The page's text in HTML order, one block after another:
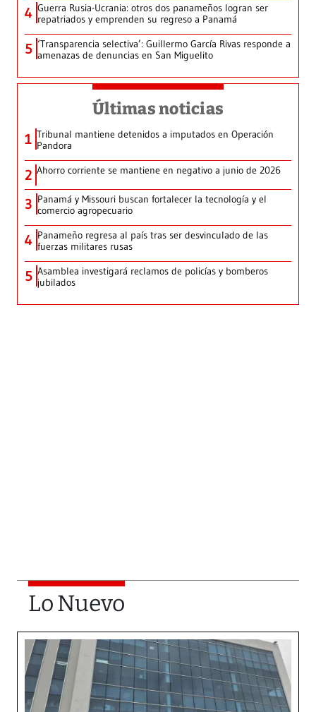
4 Guerra Rusia-Ucrania: otros dos panameños logran ser
repatriados y emprenden su regreso a Panamá
5 ‘Transparencia selectiva’: Guillermo García Rivas responde a
amenazas de denuncias en San Miguelito
Últimas noticias
1 Tribunal mantiene detenidos a imputados en Operación
Pandora
2 Ahorro corriente se mantiene en negativo a junio de 2026
3 Panamá y Missouri buscan fortalecer la tecnología y el
comercio agropecuario
4 Panameño regresa al país tras ser desvinculado de las
fuerzas militares rusas
5 Asamblea investigará reclamos de policías y bomberos
jubilados
Lo Nuevo